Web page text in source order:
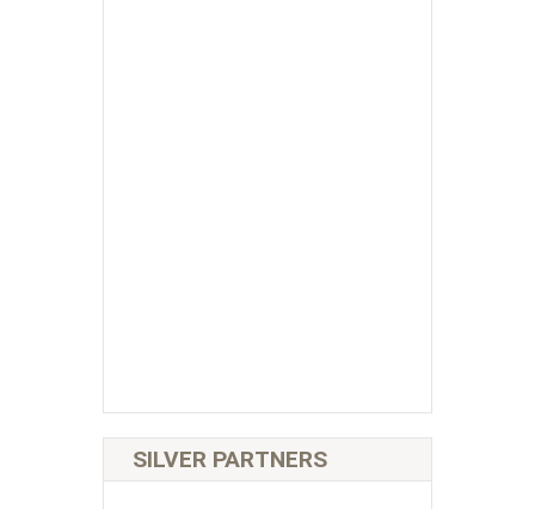
SILVER PARTNERS